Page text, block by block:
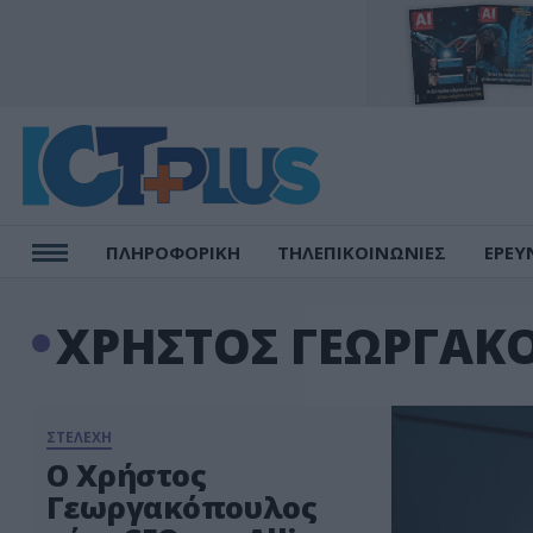
ΠΛΗΡΟΦΟΡΙΚΗ ΤΗΛΕΠΙΚΟΙΝΩΝΙΕΣ
ΧΡΗΣΤΟΣ
ΣΤΕΛΕΧΗ
Ο Χρήστος
Γεωργακόπουλος